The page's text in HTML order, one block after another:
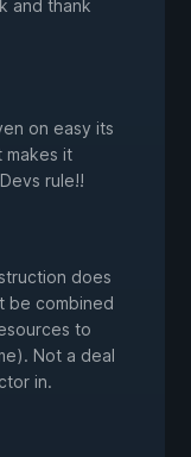
and thank
on easy its
makes it
rule!!
does
be combined
to
Not a deal
in.